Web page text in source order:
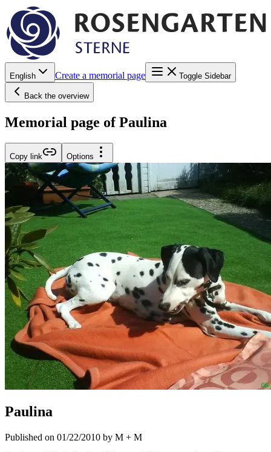
English Create a memorial page Toggle Sidebar
Back the overview
Memorial page of Paulina
Copy link Options
Paulina
Published on 01/22/2010 by M + M